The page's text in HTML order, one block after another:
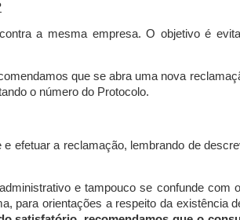
a mesma empresa. O objetivo é
que se abra uma nova
o número do Protocolo.
efetuar a reclamação, lembrando de
e tampouco se confunde com
para orientações a respeito da existência